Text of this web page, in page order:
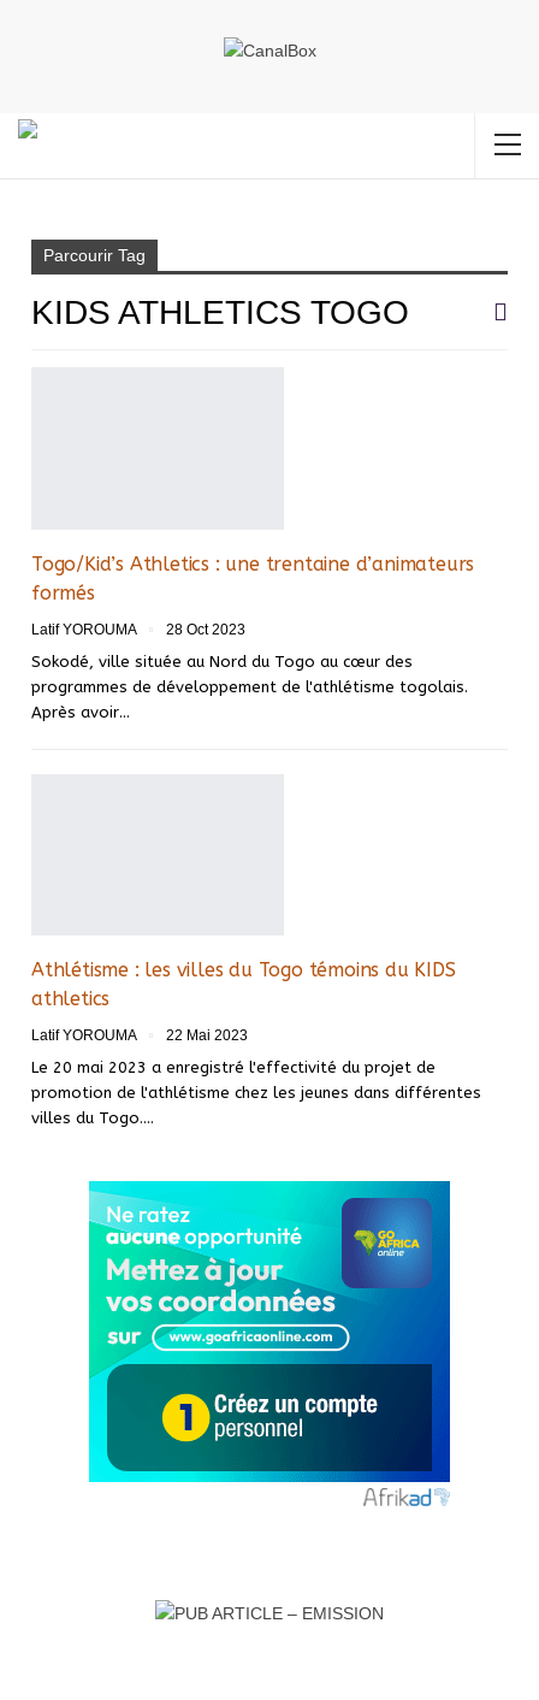
Parcourir Tag
KIDS ATHLETICS TOGO
Togo/Kid’s Athletics : une trentaine d’animateurs
formés
Latif YOROUMA 28 Oct 2023
Sokodé, ville située au Nord du Togo au cœur des
programmes de développement de l'athlétisme togolais.
Après avoir…
Athlétisme : les villes du Togo témoins du KIDS
athletics
Latif YOROUMA 22 Mai 2023
Le 20 mai 2023 a enregistré l'effectivité du projet de
promotion de l'athlétisme chez les jeunes dans différentes
villes du Togo.…